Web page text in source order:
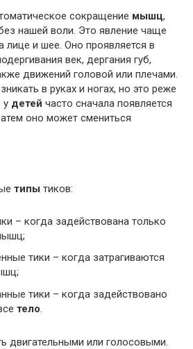
сокращение мышц,
нашей воли. Это явление чаще
лице и шее. Оно проявляется в
век, дергания губ,
движений головой или плечами.
в руках и ногах, но это реже
у детей часто сначала появляется
оно может смениться
типы тиков:
– когда задействована только
тики – когда затрагиваются
тики – когда задействовано
тело
двигательными или голосовыми.